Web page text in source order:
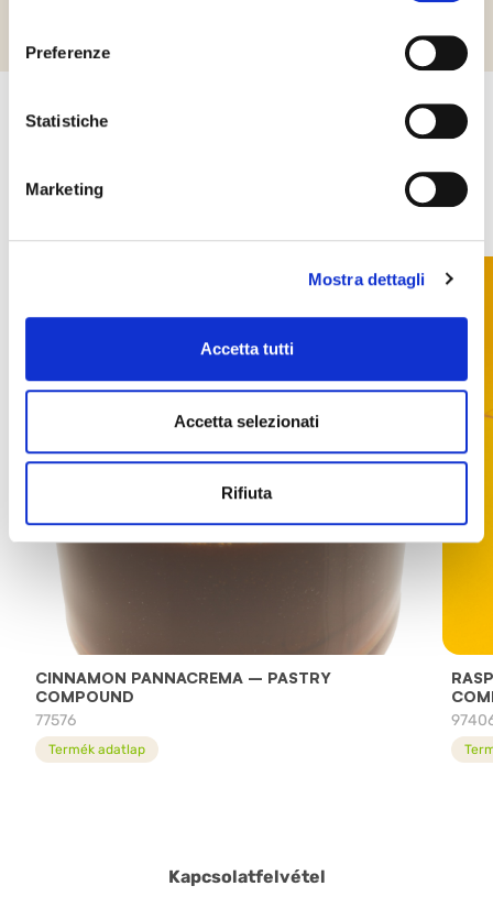
Preferenze
Statistiche
Marketing
Mostra dettagli
Accetta tutti
Accetta selezionati
Rifiuta
érdekelhetik Önt
CINNAMON PANNACREMA – PASTRY
COMPOUND
77576
Termék adatlap
Kapcsolatfelvétel